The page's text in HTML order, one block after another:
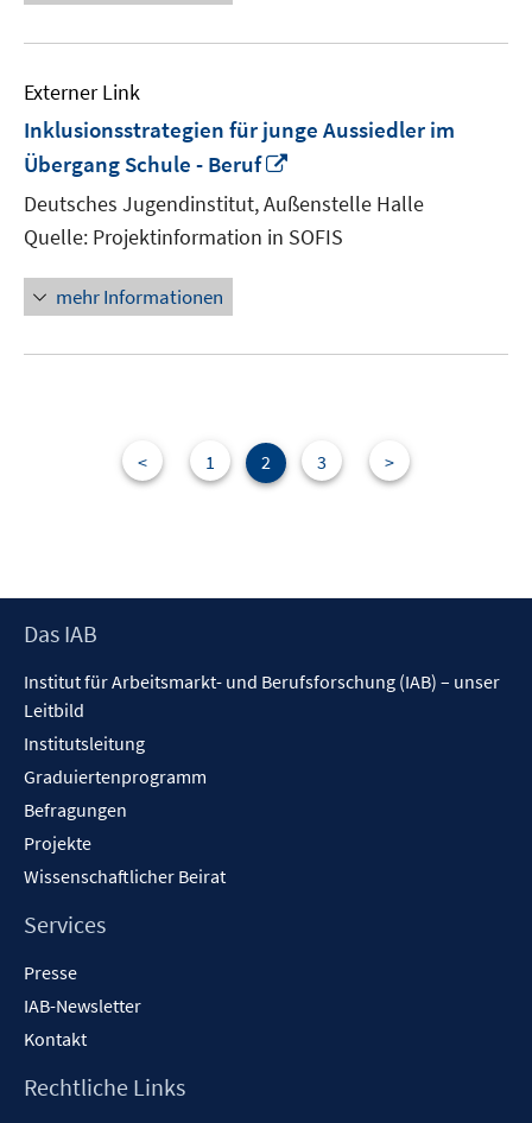
Externer Link
Inklusionsstrategien für junge Aussiedler im
Übergang Schule - Beruf
neuem
Fenster
öffnen
Deutsches Jugendinstitut, Außenstelle Halle
Quelle: Projektinformation in SOFIS
mehr Informationen
< 1 2 3 >
Footer
Das IAB
Institut für Arbeitsmarkt- und Berufsforschung (IAB) – unser
Leitbild
Institutsleitung
Graduiertenprogramm
Befragungen
Projekte
Wissenschaftlicher Beirat
Services
Presse
IAB-Newsletter
Kontakt
Rechtliche Links